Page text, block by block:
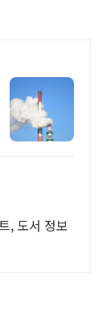
, 도서 정보